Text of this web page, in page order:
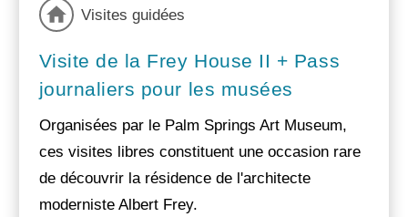
Visites guidées
Visite de la Frey House II + Pass
journaliers pour les musées
Organisées par le Palm Springs Art Museum,
ces visites libres constituent une occasion rare
de découvrir la résidence de l'architecte
moderniste Albert Frey.